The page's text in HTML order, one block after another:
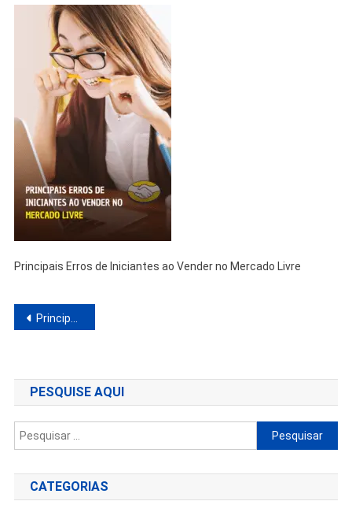
Principais Erros de Iniciantes ao Vender no Mercado Livre
Navegação
Post
Principais Erros de Iniciantes ao Vender no Mercado Livre: Como Evitar Armadilhas e Garantir o Sucesso nas Vendas
PESQUISE AQUI
Pesquisar
por:
CATEGORIAS